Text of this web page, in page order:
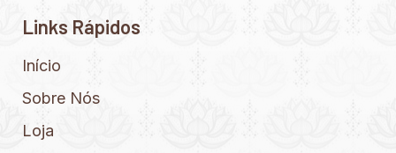
Links Rápidos
Início
Sobre Nós
Loja